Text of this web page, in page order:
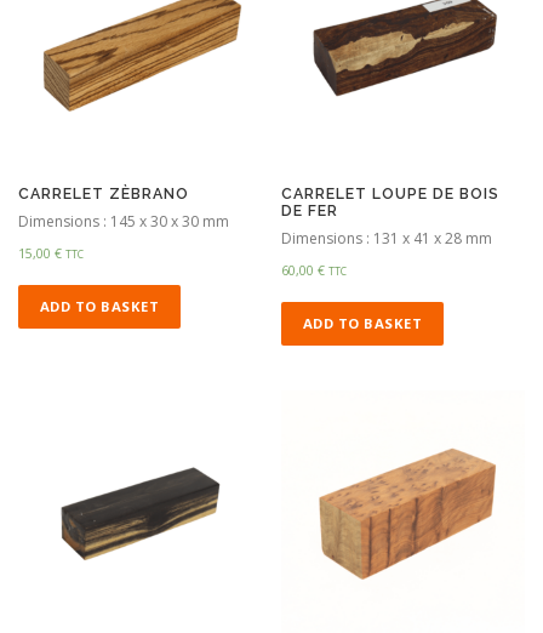
CARRELET ZÈBRANO
Dimensions : 145 x 30 x 30 mm
15,00 € TTC
ADD TO BASKET
CARRELET LOUPE DE BOIS
DE FER
Dimensions : 131 x 41 x 28 mm
60,00€ TTC
ADD TO BASKET